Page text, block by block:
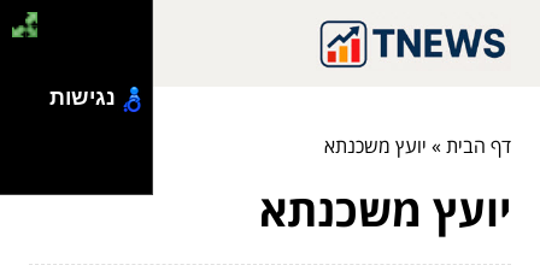
דף הבית» יועץ משכנתא
יועץ משכנתא
נגישות